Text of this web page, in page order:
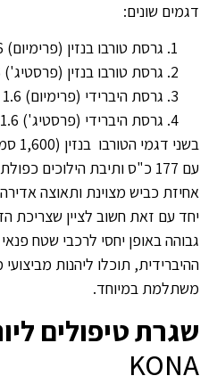
דגמים שונים:
גרסת טורבו בנזין (פרימיום) 1.6
גרסת טורבו בנזין (פרסטיג') 1.6
גרסת היברידי (פרימיום) 1.6
גרסת היברידי (פרסטיג') 1.6
עם 177 כ"ס ותיבת הילוכים
יחד עם זאת חשוב לציין שצריכת
גבוהה באופן יחסי לרכבי שטח
ההיברידית, תוכלו ליהנות
משתלמת במיוחד.
שגרת טיפולים
KONA